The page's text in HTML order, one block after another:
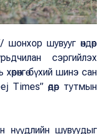
шувууг өндөр
сэргийлэх
бүхий шинэ сан
Times” өдөр тутмын
шувуудыг